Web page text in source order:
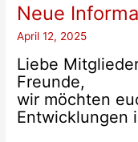
Neue
April 12, 2025
Liebe
Freunde,
wir möchten
Entwicklungen